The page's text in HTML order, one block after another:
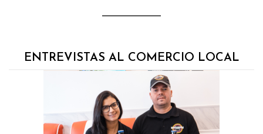
ENTREVISTAS AL COMERCIO LOCAL